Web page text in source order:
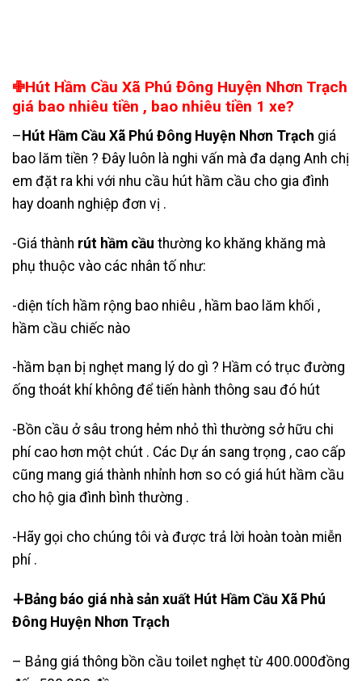
✙Hút Hầm Cầu Xã Phú Đông Huyện Nhơn Trạch
giá bao nhiêu tiền , bao nhiêu tiền 1 xe?
– Hút Hầm Cầu Xã Phú Đông Huyện Nhơn Trạch giá
bao lăm tiền ? Đây luôn là nghi vấn mà đa dạng Anh chị
em đặt ra khi với nhu cầu hút hầm cầu cho gia đình
hay doanh nghiệp đơn vị .
-Giá thành rút hầm cầu thường ko khăng khăng mà
phụ thuộc vào các nhân tố như:
-diện tích hầm rộng bao nhiêu , hầm bao lăm khối ,
hầm cầu chiếc nào
-hầm bạn bị nghẹt mang lý do gì ? Hầm có trục đường
ống thoát khí không để tiến hành thông sau đó hút
-Bồn cầu ở sâu trong hẻm nhỏ thì thường sở hữu chi
phí cao hơn một chút . Các Dự án sang trọng , cao cấp
cũng mang giá thành nhỉnh hơn so có giá hút hầm cầu
cho hộ gia đình bình thường .
-Hãy gọi cho chúng tôi và được trả lời hoàn toàn miễn
phí .
∔Bảng báo giá nhà sản xuất Hút Hầm Cầu Xã Phú
Đông Huyện Nhơn Trạch
– Bảng giá thông bồn cầu toilet nghẹt từ 400.000đồng